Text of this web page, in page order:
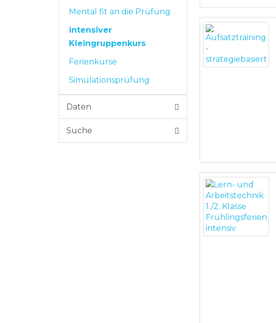
Mental fit an die Prüfung
intensiver
Kleingruppenkurs
Ferienkurse
Simulationsprüfung
Daten
Suche